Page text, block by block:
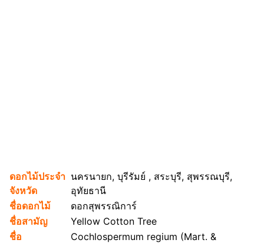
ดอกไม้ประจำ
จังหวัด
นครนายก, บุรีรัมย์ , สระบุรี, สุพรรณบุรี,
อุทัยธานี
ชื่อดอกไม้
ดอกสุพรรณิการ์
ชื่อสามัญ
Yellow Cotton Tree
ชื่อ
Cochlospermum regium (Mart. &